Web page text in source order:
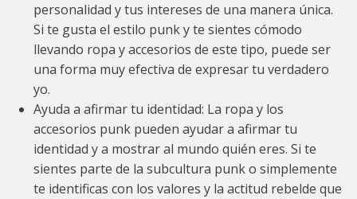
personalidad y tus intereses de una manera única.
Si te gusta el estilo punk y te sientes cómodo
llevando ropa y accesorios de este tipo, puede ser
una forma muy efectiva de expresar tu verdadero
yo.
Ayuda a afirmar tu identidad: La ropa y los
accesorios punk pueden ayudar a afirmar tu
identidad y a mostrar al mundo quién eres. Si te
sientes parte de la subcultura punk o simplemente
te identificas con los valores y la actitud rebelde que